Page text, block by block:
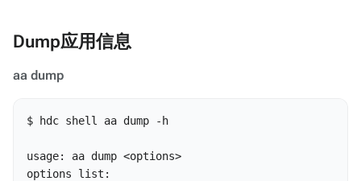
Dump应用信息
aa dump
$ hdc shell aa dump -h
usage: aa dump <options>
options list: